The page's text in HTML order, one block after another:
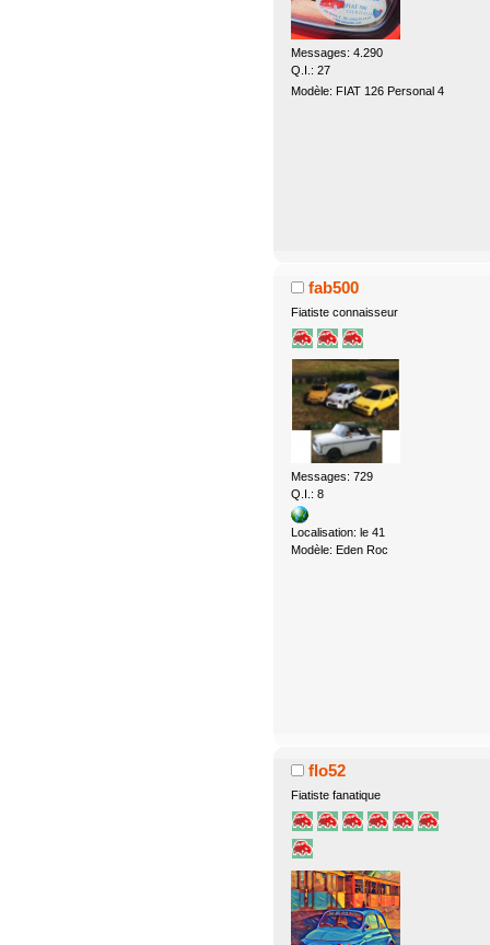
Messages: 4.290
Q.I.: 27
Modèle: FIAT 126 Personal 4
fab500
Fiatiste connaisseur
Messages: 729
Q.I.: 8
Localisation: le 41
Modèle: Eden Roc
flo52
Fiatiste fanatique